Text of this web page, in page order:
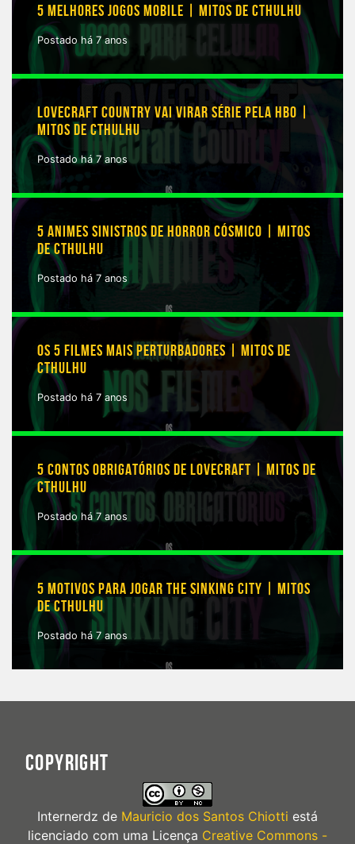
5 MELHORES JOGOS MOBILE | MITOS DE CTHULHU
Postado há 7 anos
LOVECRAFT COUNTRY VAI VIRAR SÉRIE PELA HBO |
MITOS DE CTHULHU
Postado há 7 anos
5 ANIMES SINISTROS DE HORROR CÓSMICO | MITOS
DE CTHULHU
Postado há 7 anos
OS 5 FILMES MAIS PERTURBADORES | MITOS DE
CTHULHU
Postado há 7 anos
5 CONTOS OBRIGATÓRIOS DE LOVECRAFT | MITOS DE
CTHULHU
Postado há 7 anos
5 MOTIVOS PARA JOGAR THE SINKING CITY | MITOS
DE CTHULHU
Postado há 7 anos
COPYRIGHT
Internerdz de Mauricio dos Santos Chiotti está
licenciado com uma Licença Creative Commons -